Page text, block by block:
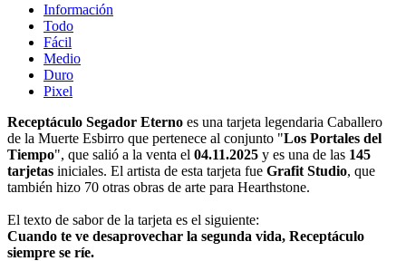
Información
Todo
Fácil
Medio
Duro
Pixel
Receptáculo Segador Eterno es una tarjeta legendaria Caballero
de la Muerte Esbirro que pertenece al conjunto "Los Portales del
Tiempo", que salió a la venta el 04.11.2025 y es una de las 145
tarjetas iniciales. El artista de esta tarjeta fue Grafit Studio, que
también hizo 70 otras obras de arte para Hearthstone.
El texto de sabor de la tarjeta es el siguiente:
Cuando te ve desaprovechar la segunda vida, Receptáculo
siempre se ríe.